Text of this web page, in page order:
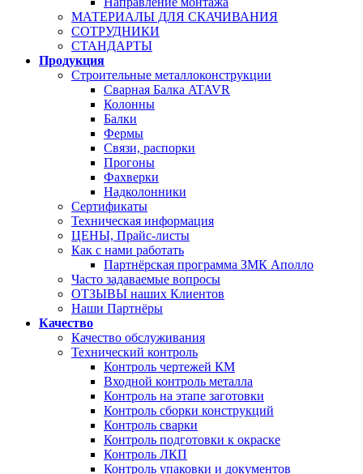
МАТЕРИАЛЫ ДЛЯ СКАЧИВАНИЯ
СОТРУДНИКИ
СТАНДАРТЫ
Продукция
Строительные металлоконструкции
Сварная Балка ATAVR
Колонны
Балки
Фермы
Связи, распорки
Прогоны
Фахверки
Надколонники
Сертификаты
Техническая информация
ЦЕНЫ, Прайс-листы
Как с нами работать
Партнёрская программа ЗМК Аполло
Часто задаваемые вопросы
ОТЗЫВЫ наших Клиентов
Наши Партнёры
Качество
Качество обслуживания
Технический контроль
Контроль чертежей КМ
Входной контроль металла
Контроль на этапе заготовки
Контроль сборки конструкций
Контроль сварки
Контроль подготовки к окраске
Контроль ЛКП
Контроль упаковки и документов